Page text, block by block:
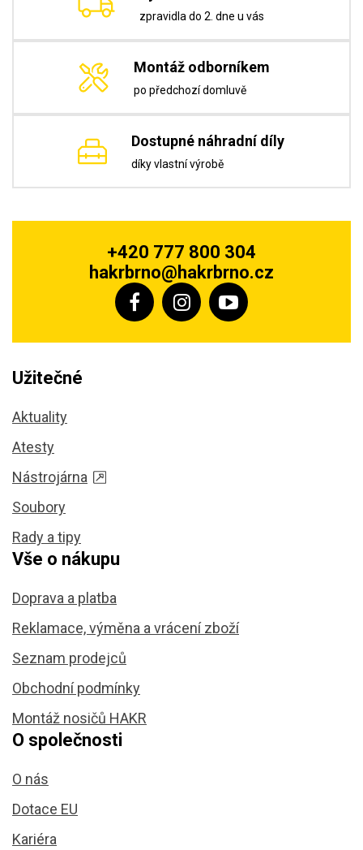
zpravidla do 2. dne u vás
Montáž odborníkem
po předchozí domluvě
Dostupné náhradní díly
díky vlastní výrobě
+420 777 800 304
hakrbrno@hakrbrno.cz
Užitečné
Aktuality
Atesty
Nástrojárna
Soubory
Rady a tipy
Vše o nákupu
Doprava a platba
Reklamace, výměna a vrácení zboží
Seznam prodejců
Obchodní podmínky
Montáž nosičů HAKR
O společnosti
O nás
Dotace EU
Kariéra